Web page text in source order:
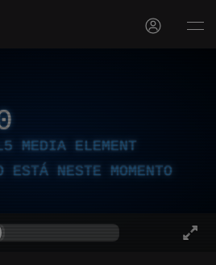
MEDIA ELEMENT
ESTÁ NESTE MOMENTO